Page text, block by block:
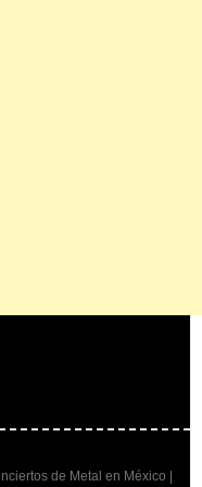
de Metal en México |